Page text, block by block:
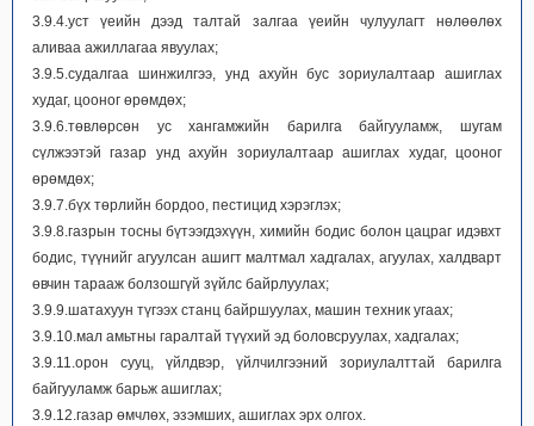
3.9.4.уст үеийн дээд талтай залгаа үеийн чулуулагт нөлөөлөх
аливаа ажиллагаа явуулах;
3.9.5.судалгаа шинжилгээ, унд ахуйн бус зориулалтаар ашиглах
худаг, цооног өрөмдөх;
3.9.6.төвлөрсөн ус хангамжийн барилга байгууламж, шугам
сүлжээтэй газар унд ахуйн зориулалтаар ашиглах худаг, цооног
өрөмдөх;
3.9.7.бүх төрлийн бордоо, пестицид хэрэглэх;
3.9.8.газрын тосны бүтээгдэхүүн, химийн бодис болон цацраг идэвхт
бодис, түүнийг агуулсан ашигт малтмал хадгалах, агуулах, халдварт
өвчин тарааж болзошгүй зүйлс байрлуулах;
3.9.9.шатахуун түгээх станц байршуулах, машин техник угаах;
3.9.10.мал амьтны гаралтай түүхий эд боловсруулах, хадгалах;
3.9.11.орон сууц, үйлдвэр, үйлчилгээний зориулалттай барилга
байгууламж барьж ашиглах;
3.9.12.газар өмчлөх, эзэмших, ашиглах эрх олгох.